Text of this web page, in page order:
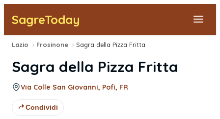
SagreToday
Segnala una sagra
Tutte le Sagre
Vicino a Me
Lazio › Frosinone › Sagra della Pizza Fritta
Sagra della Pizza Fritta
Via Colle San Giovanni, Pofi, FR
Condividi